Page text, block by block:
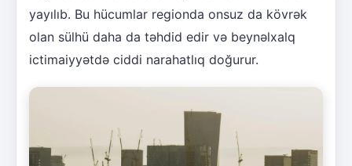
yayılıb. Bu hücumlar regionda onsuz da kövrək
olan sülhü daha da təhdid edir və beynəlxalq
ictimaiyyətdə ciddi narahatlıq doğurur.